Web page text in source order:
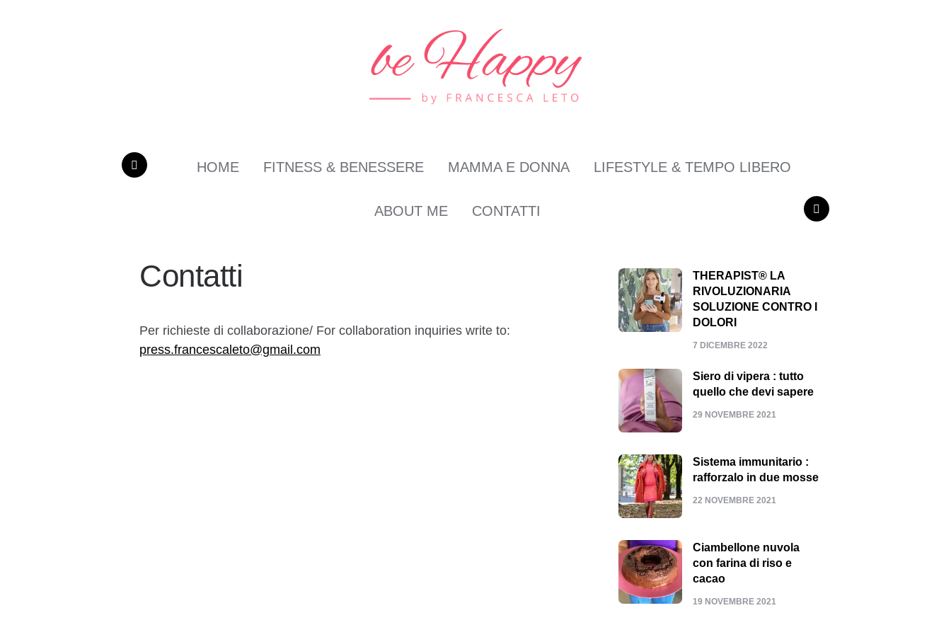
HOME FITNESS & BENESSERE MAMMA E DONNA LIFESTYLE & TEMPO LIBERO
ABOUT ME
CONTATTI
Contatti
Per richieste di collaborazione/ For collaboration inquiries write to:
press.francescaleto@gmail.com
THERAPIST® LA
RIVOLUZIONARIA
SOLUZIONE CONTRO I
DOLORI
7 DICEMBRE 2022
Siero di vipera : tutto
quello che devi sapere
29 NOVEMBRE 2021
Sistema immunitario :
rafforzalo in due mosse
22 NOVEMBRE 2021
Ciambellone nuvola
con farina di riso e
cacao
19 NOVEMBRE 2021